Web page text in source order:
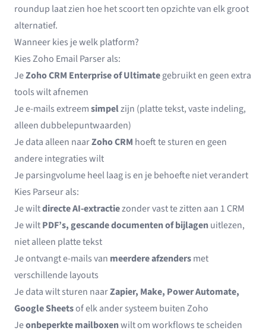
roundup laat zien hoe het scoort ten opzichte van elk groot
alternatief.
Wanneer kies je welk platform?
Kies Zoho Email Parser als:
JeZoho CRM Enterprise of Ultimategebruikt en geen extra
tools wilt afnemen
Je e-mails extreemsimpelzijn (platte tekst, vaste indeling,
alleen dubbelepuntwaarden)
Je data alleen naarZoho CRM hoeft te sturen en geen
andere integraties wilt
Je parsingvolume heel laag is en je behoefte niet verandert
Kies Parseur als:
Je wiltdirecte AI-extractiezonder vast te zitten aan 1 CRM
Je wiltPDF’s, gescande documenten of bijlagenuitlezen,
niet alleen platte tekst
Je ontvangt e-mails van meerdere afzendersmet
verschillende layouts
Je data wilt sturen naarZapier, Make, Power Automate,
Google Sheetsof elk ander systeem buiten Zoho
Jeonbeperkte mailboxenwilt om workflows te scheiden